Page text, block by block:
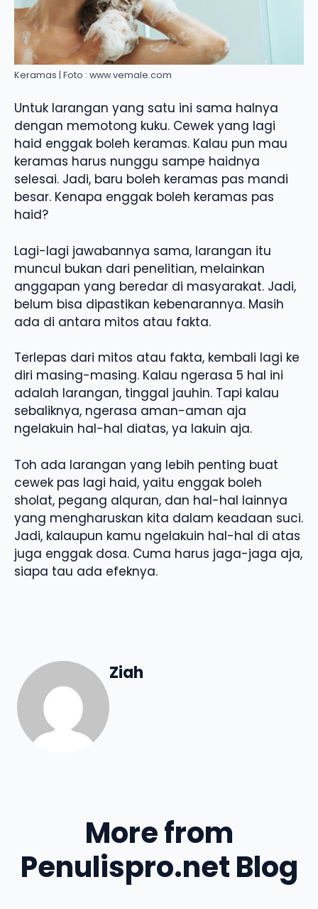
Keramas | Foto : www.vemale.com
Untuk larangan yang satu ini sama halnya
dengan memotong kuku. Cewek yang lagi
haid enggak boleh keramas. Kalau pun mau
keramas harus nunggu sampe haidnya
selesai. Jadi, baru boleh keramas pas mandi
besar. Kenapa enggak boleh keramas pas
haid?
Lagi-lagi jawabannya sama, larangan itu
muncul bukan dari penelitian, melainkan
anggapan yang beredar di masyarakat. Jadi,
belum bisa dipastikan kebenarannya. Masih
ada di antara mitos atau fakta.
Terlepas dari mitos atau fakta, kembali lagi ke
diri masing-masing. Kalau ngerasa 5 hal ini
adalah larangan, tinggal jauhin. Tapi kalau
sebaliknya, ngerasa aman-aman aja
ngelakuin hal-hal diatas, ya lakuin aja.
Toh ada larangan yang lebih penting buat
cewek pas lagi haid, yaitu enggak boleh
sholat, pegang alquran, dan hal-hal lainnya
yang mengharuskan kita dalam keadaan suci.
Jadi, kalaupun kamu ngelakuin hal-hal di atas
juga enggak dosa. Cuma harus jaga-jaga aja,
siapa tau ada efeknya.
Ziah
More from
Penulispro.net Blog